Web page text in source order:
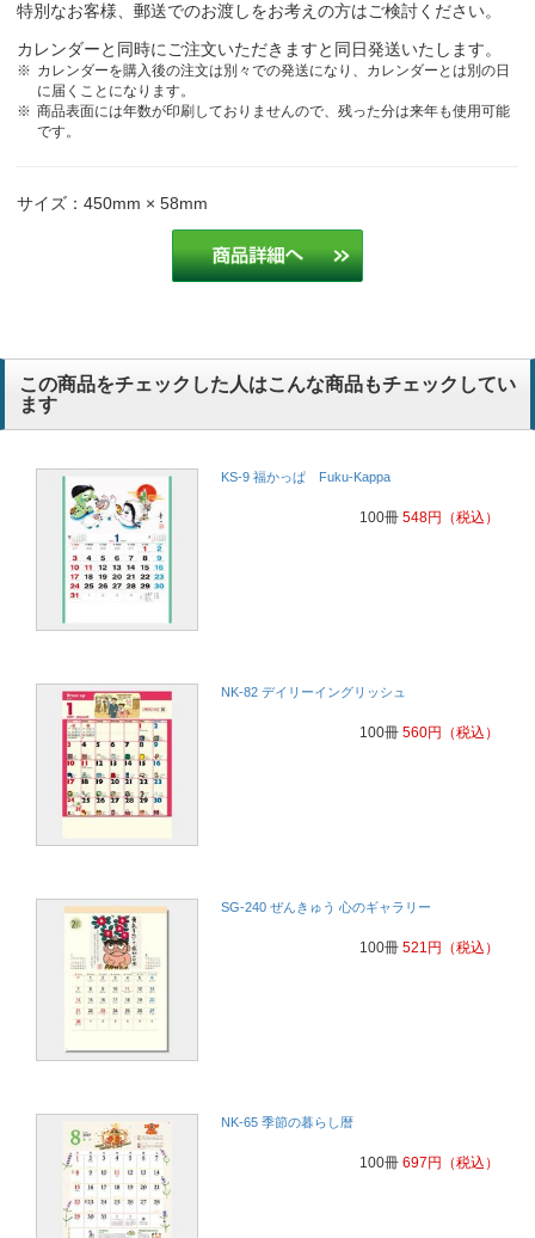
特別なお客様、郵送でのお渡しをお考えの方はご検討ください。
カレンダーと同時にご注文いただきますと同日発送いたします。
カレンダーを購入後の注文は別々での発送になり、カレンダーとは別の日
に届くことになります。
商品表面には年数が印刷しておりませんので、残った分は来年も使用可能
です。
サイズ：450mm × 58mm
この商品をチェックした人はこんな商品もチェックしてい
ます
KS-9 福かっぱ Fuku-Kappa
100冊 548円 （税込）
NK-82 デイリーイングリッシュ
100冊 560円 （税込）
SG-240 ぜんきゅう 心のギャラリー
100冊 521 円 （税込）
NK-65 季節の暮らし暦
100冊 697円 （税込）